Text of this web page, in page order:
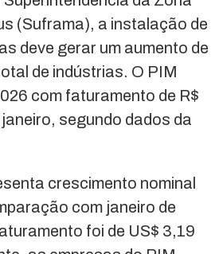
(Suframa), a instalação de
deve gerar um aumento de
de indústrias. O PIM
com faturamento de R$
segundo dados da
crescimento nominal
com janeiro de
foi de US$ 3,19